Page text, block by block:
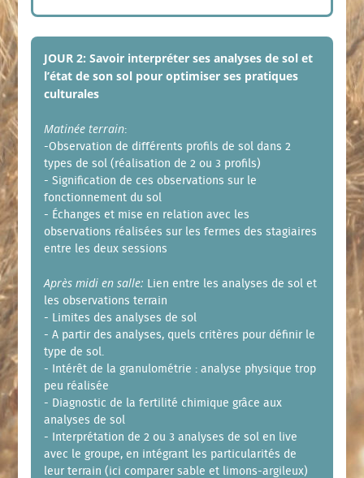
JOUR 2: Savoir interpréter ses analyses de sol et
l’état de son sol pour optimiser ses pratiques
culturales
Matinée terrain:
-Observation de différents profils de sol dans 2
types de sol (réalisation de 2 ou 3 profils)
- Signification de ces observations sur le
fonctionnement du sol
- Échanges et mise en relation avec les
observations réalisées sur les fermes des stagiaires
entre les deux sessions
Après midi en salle: Lien entre les analyses de sol et
les observations terrain
- Limites des analyses de sol
- A partir des analyses, quels critères pour définir le
type de sol.
- Intérêt de la granulométrie : analyse physique trop
peu réalisée
- Diagnostic de la fertilité chimique grâce aux
analyses de sol
- Interprétation de 2 ou 3 analyses de sol en live
avec le groupe, en intégrant les particularités de
leur terrain (ici comparer sable et limons-argileux)